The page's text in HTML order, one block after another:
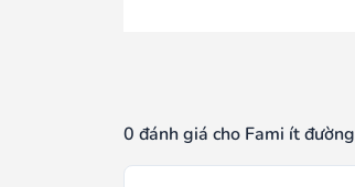
0 đánh giá cho Fami ít đường